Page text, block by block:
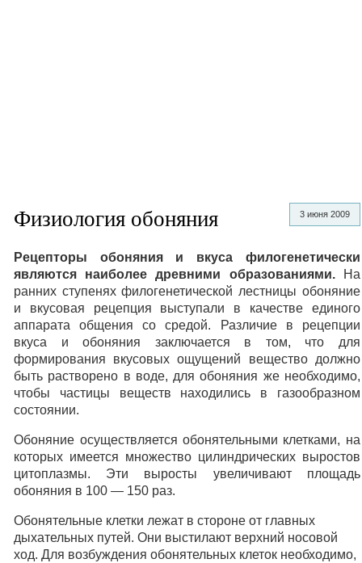
3 июня 2009
Физиология обоняния
Рецепторы обоняния и вкуса филогенетически
являются наиболее древними образованиями.На
ранних ступенях филогенетической лестницы обоняние
и вкусовая рецепция выступали в качестве единого
аппарата общения со средой. Различие в рецепции
вкуса и обоняния заключается в том, что для
формирования вкусовых ощущений вещество должно
быть растворено в воде, для обоняния же необходимо,
чтобы частицы веществ находились в газообразном
состоянии.
Обоняние осуществляется обонятельными клетками, на
которых имеется множество цилиндрических выростов
цитоплазмы. Эти выросты увеличивают площадь
обоняния в 100 — 150 раз.
Обонятельные клетки лежат в стороне от главных
дыхательных путей. Они выстилают верхний носовой
ход. Для возбуждения обонятельных клеток необходимо,